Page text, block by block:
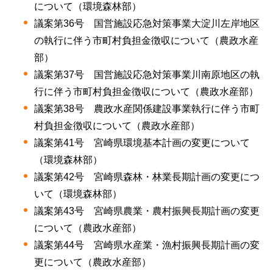
について（環境森林部）
議案第36号 国営施設応急対策事業大淀川左岸地区
の執行に伴う市町村負担金徴収について（農政水産
部）
議案第37号 国営施設応急対策事業川南原地区の執
行に伴う市町村負担金徴収について（農政水産部）
議案第38号 農政水産関係建設事業執行に伴う市町
村負担金徴収について（農政水産部）
議案第41号 宮崎県環境基本計画の変更について
（環境森林部）
議案第42号 宮崎県森林・林業長期計画の変更につ
いて（環境森林部）
議案第43号 宮崎県農業・農村振興長期計画の変更
について（農政水産部）
議案第44号 宮崎県水産業・漁村振興長期計画の変
更について（農政水産部）